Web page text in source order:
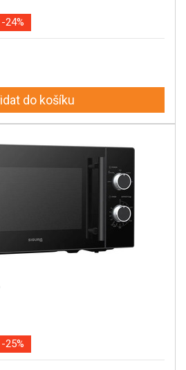
-24%
do košíku
-25%